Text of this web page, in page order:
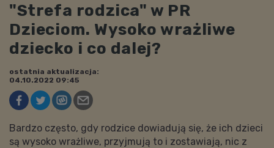
"Strefa rodzica" w PR
Dzieciom. Wysoko wrażliwe
dziecko i co dalej?
ostatnia aktualizacja:
04.10.2022 09:45
Bardzo często, gdy rodzice dowiadują się, że ich dzieci
są wysoko wrażliwe, przyjmują to i zostawiają, nic z